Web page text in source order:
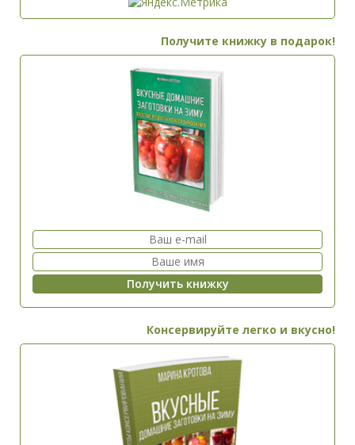
Получите книжку в подарок!
Консервируйте легко и вкусно!